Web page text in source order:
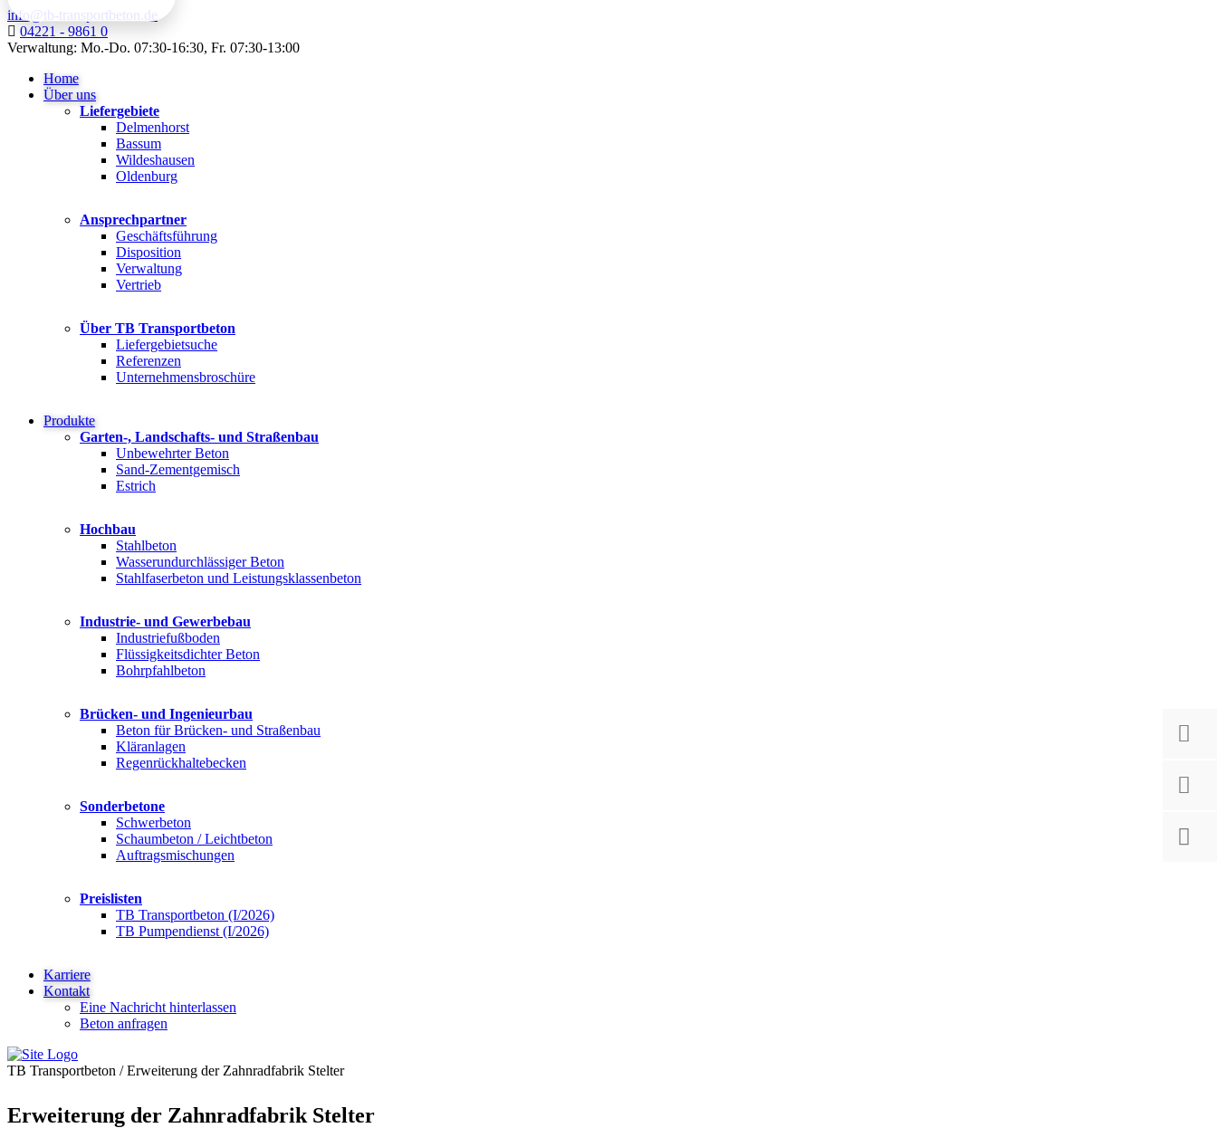
info@tb-transportbeton.de
04221 - 9861 0
Verwaltung: Mo.-Do. 07:30-16:30, Fr. 07:30-13:00
Home
Über uns
Liefergebiete
Delmenhorst
Bassum
Wildeshausen
Oldenburg
Ansprechpartner
Geschäftsführung
Disposition
Verwaltung
Vertrieb
Über TB Transportbeton
Liefergebietsuche
Referenzen
Unternehmensbroschüre
Produkte
Garten-, Landschafts- und Straßenbau
Unbewehrter Beton
Sand-Zementgemisch
Estrich
Hochbau
Stahlbeton
Wasserundurchlässiger Beton
Stahlfaserbeton und Leistungsklassenbeton
Industrie- und Gewerbebau
Industriefußboden
Flüssigkeitsdichter Beton
Bohrpfahlbeton
Brücken- und Ingenieurbau
Beton für Brücken- und Straßenbau
Kläranlagen
Regenrückhaltebecken
Sonderbetone
Schwerbeton
Schaumbeton / Leichtbeton
Auftragsmischungen
Preislisten
TB Transportbeton (I/2026)
TB Pumpendienst (I/2026)
Karriere
Kontakt
Eine Nachricht hinterlassen
Beton anfragen
TB Transportbeton /Erweiterung der Zahnradfabrik Stelter
Erweiterung der Zahnradfabrik Stelter